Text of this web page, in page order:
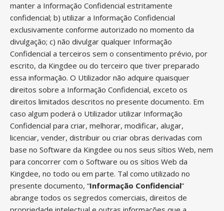
manter a Informação Confidencial estritamente
confidencial; b) utilizar a Informação Confidencial
exclusivamente conforme autorizado no momento da
divulgação; c) não divulgar qualquer Informação
Confidencial a terceiros sem o consentimento prévio, por
escrito, da Kingdee ou do terceiro que tiver preparado
essa informação. O Utilizador não adquire quaisquer
direitos sobre a Informação Confidencial, exceto os
direitos limitados descritos no presente documento. Em
caso algum poderá o Utilizador utilizar Informação
Confidencial para criar, melhorar, modificar, alugar,
licenciar, vender, distribuir ou criar obras derivadas com
base no Software da Kingdee ou nos seus sítios Web, nem
para concorrer com o Software ou os sítios Web da
Kingdee, no todo ou em parte. Tal como utilizado no
presente documento, “Informação Confidencial”
abrange todos os segredos comerciais, direitos de